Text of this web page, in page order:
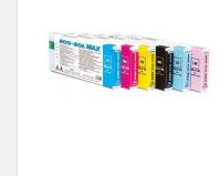
LISTE
D’ENVIE